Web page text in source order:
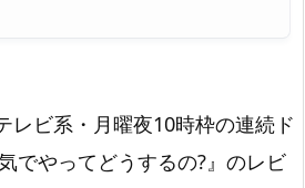
レビ系・月曜夜10時枠の連続ド
でやってどうするの?』のレビ